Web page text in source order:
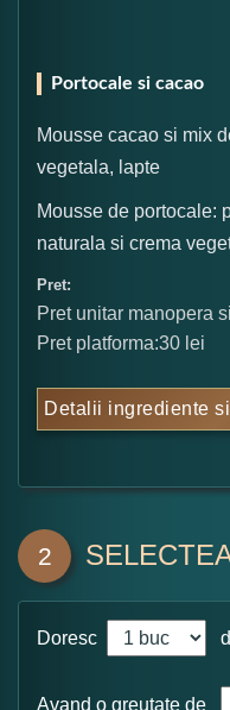
Portocale si cacao
Mousse cacao si mix
vegetala, lapte
Mousse de portocale:
naturala si crema
Pret:
Pret unitar manopera
Pret platforma:30 lei
Detalii ingrediente
2
Doresc
Avand o greutate de